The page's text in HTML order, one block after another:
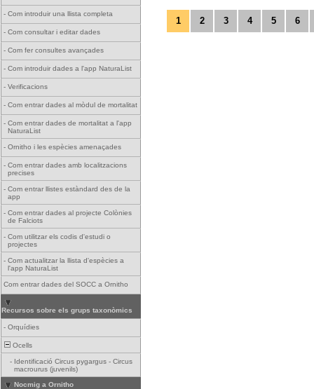
- Com introduir una llista completa
- Com consultar i editar dades
- Com fer consultes avançades
- Com introduir dades a l'app NaturaList
- Verificacions
- Com entrar dades al mòdul de mortalitat
- Com entrar dades de mortalitat a l'app
NaturaList
- Ornitho i les espècies amenaçades
- Com entrar dades amb localitzacions
precises
- Com entrar llistes estàndard des de la
app
- Com entrar dades al projecte Colònies
de Falciots
- Com utilitzar els codis d'estudi o
projectes
- Com actualitzar la llista d'espècies a
l'app NaturaList
Com entrar dades del SOCC a Ornitho
Recursos sobre els grups taxonòmics
- Orquídies
Ocells
- Identificació Circus pygargus - Circus
macrourus (juvenils)
Nocmig a Ornitho
1 2 3 4 5 6